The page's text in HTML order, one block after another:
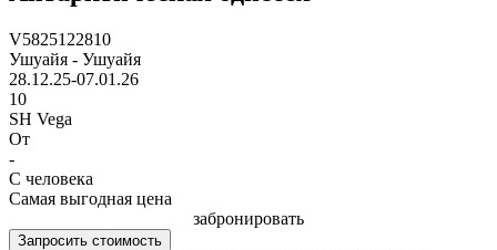
V5825122810
Ушуайя - Ушуайя
28.12.25-07.01.26
10
SH Vega
От
-
С человека
Самая выгодная цена
забронировать
Запросить стоимость